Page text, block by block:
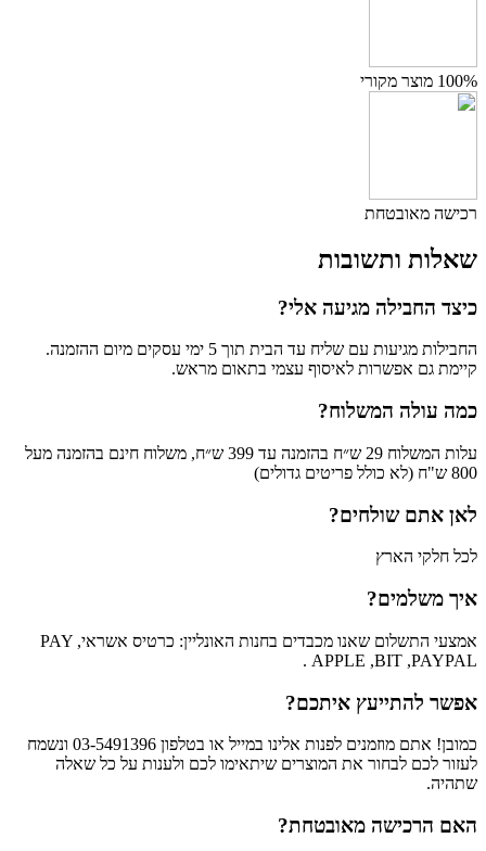
100% מוצר מקורי
רכישה מאובטחת
שאלות ותשובות
כיצד החבילה מגיעה אלי?
החבילות מגיעות עם שליח עד הבית תוך 5 ימי עסקים מיום ההזמנה.
קיימת גם אפשרות לאיסוף עצמי בתאום מראש.
כמה עולה המשלוח?
עלות המשלוח 29 ש״ח בהזמנה עד 399 ש״ח, משלוח חינם בהזמנה מעל
800 ש"ח (לא כולל פריטים גדולים)
לאן אתם שולחים?
לכל חלקי הארץ
איך משלמים?
אמצעי התשלום שאנו מכבדים בחנות האונליין: כרטיס אשראי, PAY
APPLE ,BIT ,PAYPAL .
אפשר להתייעץ איתכם?
כמובן! אתם מוזמנים לפנות אלינו במייל או בטלפון 03-5491396 ונשמח
לעזור לכם לבחור את המוצרים שיתאימו לכם ולענות על כל שאלה
שתהיה.
האם הרכישה מאובטחת?